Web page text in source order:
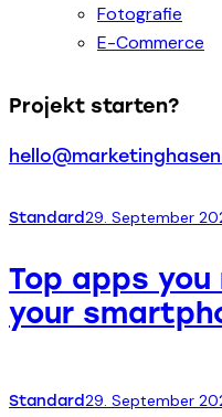
Fotografie
E-Commerce
Projekt starten?
Standard29. September
Top apps
your
Standard29. September